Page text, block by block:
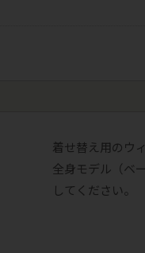
着せ替え用のウ
全身モデル（ベ
してください。